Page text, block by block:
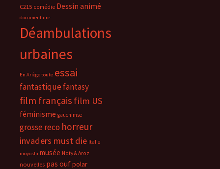
C215 comédie Dessin animé
documentaire
Déambulations
urbaines
En Ariège toute essai
fantastiquefantasy
film français film US
féminisme gauchimse
grosse reco horreur
invaders must die Italie
moyoshi musée Noty & Aroz
nouvelles pas oufpolar